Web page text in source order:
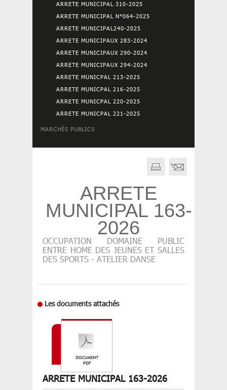
ARRETE MUNICIPAL 310-2025
ARRETE MUNICIPAL N°064-2025
ARRETE MUNICIPAL240-2025
ARRETE MUNICIPAUX 283-2024
ARRETE MUNICIPAUX 290-2024
ARRETE MUNICIPAUX 294-2024
ARRETE MUNICPAL 213-2025
ARRETE MUNICPAL 216-2025
ARRETE MUNICPAL 220-2025
ARRETE MUNICPAL 221-2025
MARCHÉS PUBLICS
ARRETE
MUNICIPAL 163-
2026
OCCUPATION DOMAINE PUBLIC
ENTRE HOME DES JEUNES ET SALLES
DES SPORTS - ATELIER DANSE
Les documents attachés
ARRETE MUNICIPAL 163-2026